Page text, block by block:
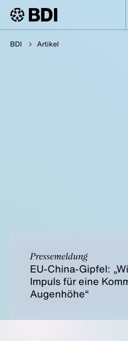
BDI Artikel
Pressemeldung
EU-China-Gipfel:
Impuls für eine
Augenhöhe“